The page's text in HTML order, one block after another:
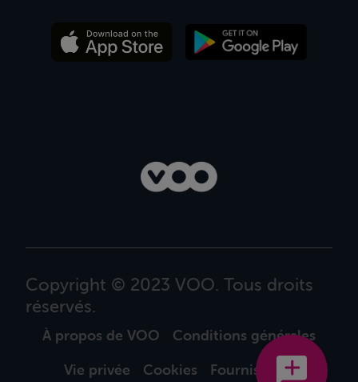
Copyright © 2023 VOO. Tous droits
réservés.
À propos de VOO
Conditions générales
Vie privée
Cookies Fournisseurs